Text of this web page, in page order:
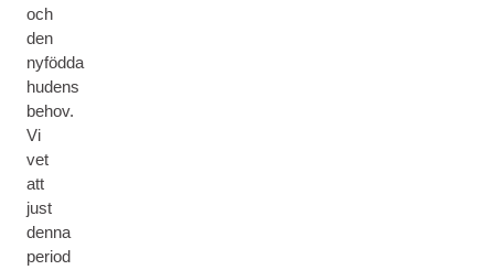
och
den
nyfödda
hudens
behov.
Vi
vet
att
just
denna
period